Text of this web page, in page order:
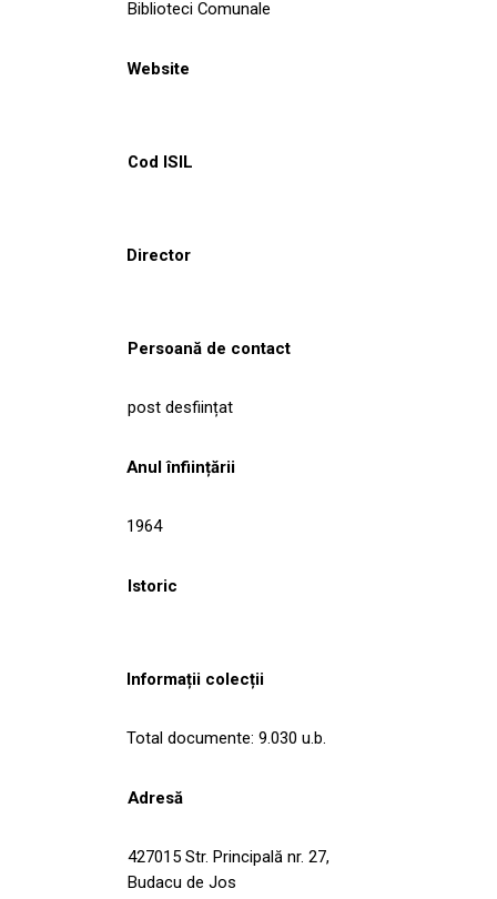
Biblioteci Comunale
Website
Cod ISIL
Director
Persoană de contact
post desființat
Anul înființării
1964
Istoric
Informații colecții
Total documente: 9.030 u.b.
Adresă
427015 Str. Principală nr. 27,
Budacu de Jos